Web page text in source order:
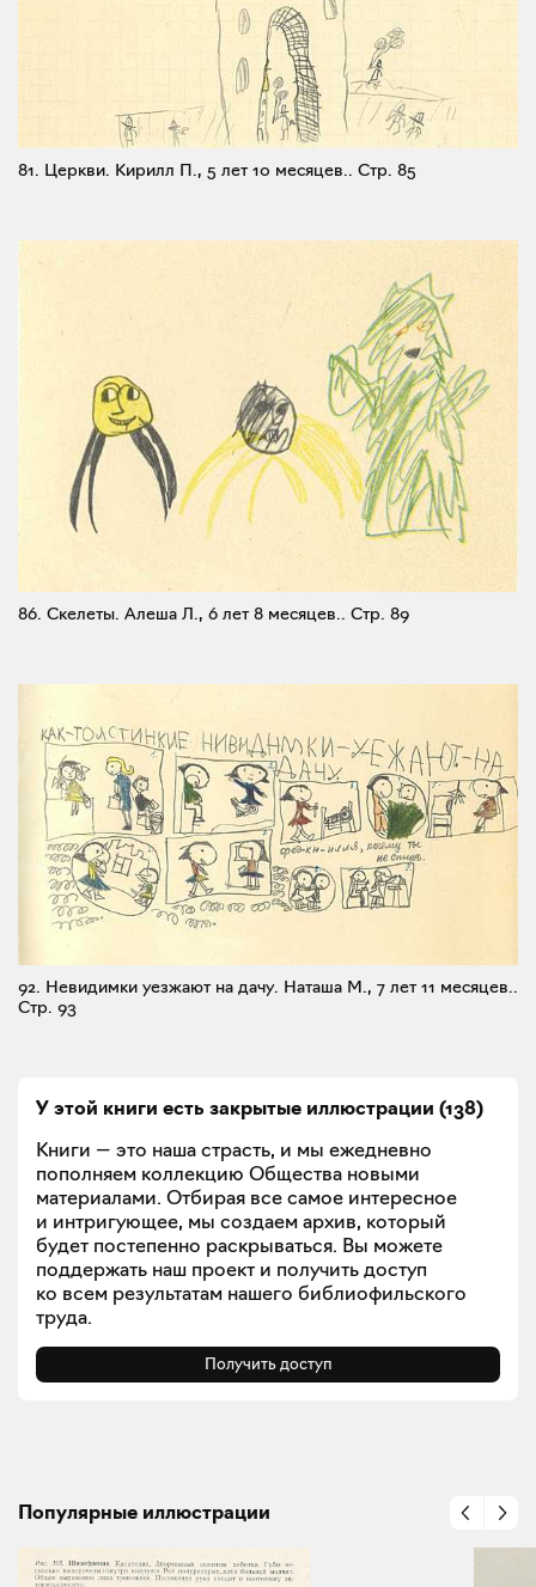
81. Церкви. Кирилл П., 5 лет 10 месяцев.. Стр. 85
86. Скелеты. Алеша Л., 6 лет 8 месяцев.. Стр. 89
92. Невидимки уезжают на дачу. Наташа М., 7 лет 11 месяцев..
Стр. 93
У этой книги есть закрытые иллюстрации (138)
Книги — это наша страсть, и мы ежедневно
пополняем коллекцию Общества новыми
материалами. Отбирая все самое интересное
и интригующее, мы создаем архив, который
будет постепенно раскрываться. Вы можете
поддержать наш проект и получить доступ
ко всем результатам нашего библиофильского
труда.
Получить доступ
Популярные иллюстрации